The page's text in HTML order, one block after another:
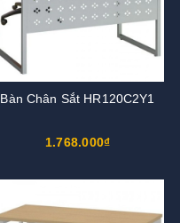
Bàn Chân Sắt HR120C2Y1
1.768.000₫